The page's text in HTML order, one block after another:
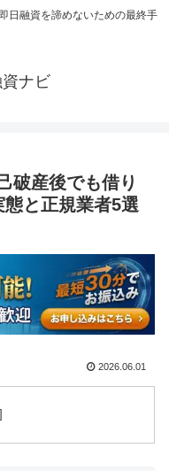
日融資を諦めないための最終手
ナビ
破産後でも借り
と正規業者5選
2026.06.01